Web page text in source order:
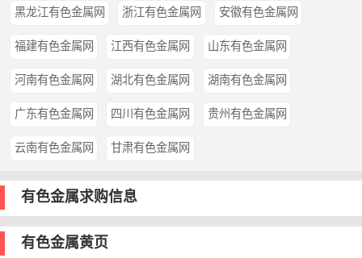
黑龙江有色金属网 浙江有色金属网 安徽有色金属网
福建有色金属网 江西有色金属网 山东有色金属网
河南有色金属网 湖北有色金属网 湖南有色金属网
广东有色金属网 四川有色金属网 贵州有色金属网
云南有色金属网 甘肃有色金属网
有色金属求购信息
有色金属黄页